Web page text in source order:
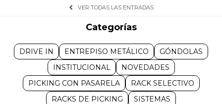
VER TODAS LAS ENTRADAS
Categorías
DRIVE IN ENTREPISO METÁLICO
GÓNDOLAS
INSTITUCIONAL
NOVEDADES
PICKING CON PASARELA
RACK SELECTIVO
RACKS DE PICKING
SISTEMAS